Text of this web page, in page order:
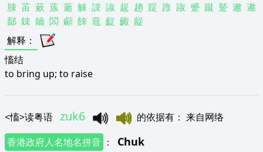
脨 苖 蔌 蔟 藗 觫 誎 諔 趗 趥 踀 踓 踧 蹙 蹴 蹵 遫 遬
鄐 鋉 鑡 閦 顣 餗 鼀 齪 齱 龊
解释 ：
慉结
to bring up; to raise
<慉>读粤语 zuk6 的依据有 ： 来自网络
香港政府人名地名拼音 ： Chuk